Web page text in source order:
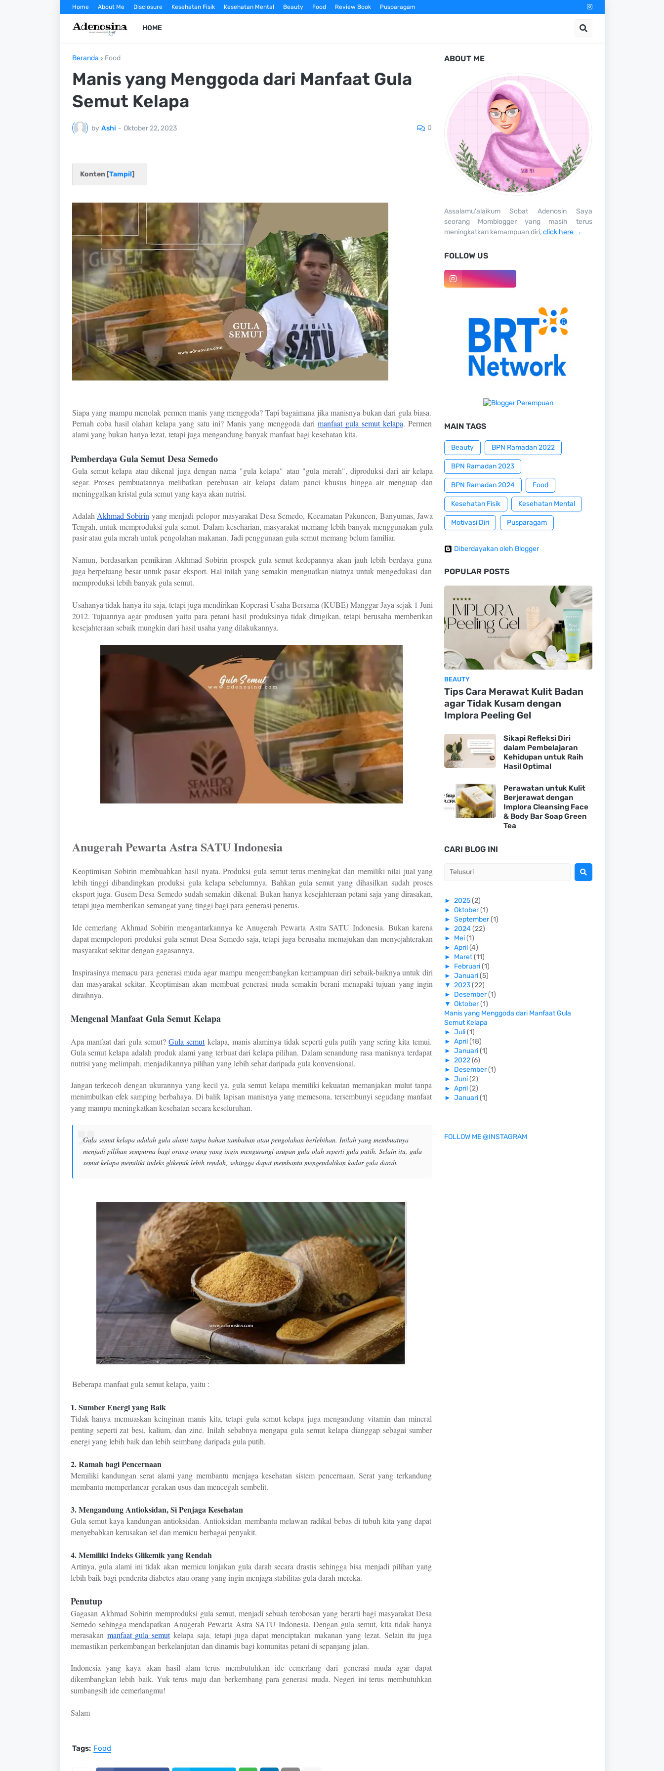
Home About Me Disclosure Kesehatan Fisik Kesehatan Mental Beauty Food Review Book Pusparagam
HOME
Beranda Food
Manis yang Menggoda dari Manfaat Gula
Semut Kelapa
by Ashi - Oktober 22, 2023 0
Konten [Tampil]
Siapa yang mampu menolak permen manis yang menggoda? Tapi bagaimana jika manisnya bukan dari gula biasa.
Pernah coba hasil olahan kelapa yang satu ini? Manis yang menggoda dari manfaat gula semut kelapa. Permen
alami yang bukan hanya lezat, tetapi juga mengandung banyak manfaat bagi kesehatan kita.
Pemberdaya Gula Semut Desa Semedo
Gula semut kelapa atau dikenal juga dengan nama "gula kelapa" atau "gula merah", diproduksi dari air kelapa
segar. Proses pembuatannya melibatkan perebusan air kelapa dalam panci khusus hingga air menguap dan
meninggalkan kristal gula semut yang kaya akan nutrisi.
Adalah Akhmad Sobirin yang menjadi pelopor masyarakat Desa Semedo, Kecamatan Pakuncen, Banyumas, Jawa
Tengah, untuk memproduksi gula semut. Dalam keseharian, masyarakat memang lebih banyak menggunakan gula
pasir atau gula merah untuk pengolahan makanan. Jadi penggunaan gula semut memang belum familiar.
Namun, berdasarkan pemikiran Akhmad Sobirin prospek gula semut kedepannya akan jauh lebih berdaya guna
juga berpeluang besar untuk pasar eksport. Hal inilah yang semakin menguatkan niatnya untuk mengedukasi dan
memproduksi lebih banyak gula semut.
Usahanya tidak hanya itu saja, tetapi juga mendirikan Koperasi Usaha Bersama (KUBE) Manggar Jaya sejak 1 Juni
2012. Tujuannya agar produsen yaitu para petani hasil produksinya tidak dirugikan, tetapi berusaha memberikan
kesejahteraan sebaik mungkin dari hasil usaha yang dilakukannya.
Anugerah Pewarta Astra SATU Indonesia
Keoptimisan Sobirin membuahkan hasil nyata. Produksi gula semut terus meningkat dan memiliki nilai jual yang
lebih tinggi dibandingkan produksi gula kelapa sebelumnya. Bahkan gula semut yang dihasilkan sudah proses
eksport juga. Gusem Desa Semedo sudah semakin dikenal. Bukan hanya kesejahteraan petani saja yang dirasakan,
tetapi juga memberikan semangat yang tinggi bagi para generasi penerus.
Ide cemerlang Akhmad Sobirin mengantarkannya ke Anugerah Pewarta Astra SATU Indonesia. Bukan karena
dapat mempelopori produksi gula semut Desa Semedo saja, tetapi juga berusaha memajukan dan menyejahterakan
masyarakat sekitar dengan gagasannya.
Inspirasinya memacu para generasi muda agar mampu mengembangkan kemampuan diri sebaik-baiknya untuk diri
dan masyarakat sekitar. Keoptimisan akan membuat generasi muda semakin berani menapaki tujuan yang ingin
diraihnya.
Mengenal Manfaat Gula Semut Kelapa
Apa manfaat dari gula semut?Gula semutkelapa, manis alaminya tidak seperti gula putih yang sering kita temui.
Gula semut kelapa adalah produk alami yang terbuat dari kelapa pilihan. Dalam senandung rasa manisnya terdapat
nutrisi yang melimpah, menjadikannya pilihan yang lebih sehat daripada gula konvensional.
Jangan terkecoh dengan ukurannya yang kecil ya, gula semut kelapa memiliki kekuatan memanjakan mulut tanpa
menimbulkan efek samping berbahaya. Di balik lapisan manisnya yang memesona, tersembunyi segudang manfaat
yang mampu meningkatkan kesehatan secara keseluruhan.
Gula semut kelapa adalah gula alami tanpa bahan tambahan atau pengolahan berlebihan. Inilah yang membuatnya
menjadi pilihan sempurna bagi orang-orang yang ingin mengurangi asupan gula olah seperti gula putih. Selain itu, gula
semut kelapa memiliki indeks glikemik lebih rendah, sehingga dapat membantu mengendalikan kadar gula darah.
Beberapa manfaat gula semut kelapa, yaitu :
1. Sumber Energi yang Baik
Tidak hanya memuaskan keinginan manis kita, tetapi gula semut kelapa juga mengandung vitamin dan mineral
penting seperti zat besi, kalium, dan zinc. Inilah sebabnya mengapa gula semut kelapa dianggap sebagai sumber
energi yang lebih baik dan lebih seimbang daripada gula putih.
2. Ramah bagi Pencernaan
Memiliki kandungan serat alami yang membantu menjaga kesehatan sistem pencernaan. Serat yang terkandung
membantu memperlancar gerakan usus dan mencegah sembelit.
3. Mengandung Antioksidan, Si Penjaga Kesehatan
Gula semut kaya kandungan antioksidan. Antioksidan membantu melawan radikal bebas di tubuh kita yang dapat
menyebabkan kerusakan sel dan memicu berbagai penyakit.
4. Memiliki Indeks Glikemik yang Rendah
Artinya, gula alami ini tidak akan memicu lonjakan gula darah secara drastis sehingga bisa menjadi pilihan yang
lebih baik bagi penderita diabetes atau orang yang ingin menjaga stabilitas gula darah mereka.
Penutup
Gagasan Akhmad Sobirin memproduksi gula semut, menjadi sebuah terobosan yang berarti bagi masyarakat Desa
Semedo sehingga mendapatkan Anugerah Pewarta Astra SATU Indonesia. Dengan gula semut, kita tidak hanya
merasakan manfaat gula semutkelapa saja, tetapi juga dapat menciptakan makanan yang lezat. Selain itu juga
memastikan perkembangan berkelanjutan dan dinamis bagi komunitas petani di sepanjang jalan.
Indonesia yang kaya akan hasil alam terus membutuhkan ide cemerlang dari generasi muda agar dapat
dikembangkan lebih baik. Yuk terus maju dan berkembang para generasi muda. Negeri ini terus membutuhkan
sumbangsih ide cemerlangmu!
Salam
Tags: Food
ABOUT ME
Assalamu'alaikum Sobat Adenosin Saya
seorang Momblogger yang masih terus
meningkatkan kemampuan diri,click here →
FOLLOW US
MAIN TAGS
Beauty BPN Ramadan 2022
BPN Ramadan 2023
BPN Ramadan 2024 Food
Kesehatan Fisik Kesehatan Mental
Motivasi Diri Pusparagam
Diberdayakan oleh Blogger
POPULAR POSTS
BEAUTY
Tips Cara Merawat Kulit Badan
agar Tidak Kusam dengan
Implora Peeling Gel
Sikapi Refleksi Diri
dalam Pembelajaran
Kehidupan untuk Raih
Hasil Optimal
Perawatan untuk Kulit
Berjerawat dengan
Implora Cleansing Face
& Body Bar Soap Green
Tea
CARI BLOG INI
► 2025 (2)
► Oktober (1)
► September (1)
► 2024 (22)
► Mei (1)
► April (4)
► Maret (11)
► Februari (1)
► Januari (5)
▼ 2023 (22)
► Desember (1)
▼ Oktober (1)
Manis yang Menggoda dari Manfaat Gula
Semut Kelapa
► Juli (1)
► April (18)
► Januari (1)
► 2022 (6)
► Desember (1)
► Juni (2)
► April (2)
► Januari (1)
FOLLOW ME @INSTAGRAM